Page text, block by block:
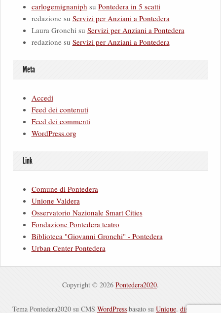
carlogemignaniph su Pontedera in 5 scatti
redazionesu Servizi per Anziani a Pontedera
Laura Gronchi su Servizi per Anziani a Pontedera
redazionesu Servizi per Anziani a Pontedera
Meta
Accedi
Feed dei contenuti
Feed dei commenti
WordPress.org
Link
Comune di Pontedera
Unione Valdera
Osservatorio Nazionale Smart Cities
Fondazione Pontedera teatro
Biblioteca "Giovanni Gronchi" - Pontedera
Urban Center Pontedera
Copyright © 2026 Pontedera2020.
Tema Pontedera2020 su CMS WordPress basato su Unique. disclaimer